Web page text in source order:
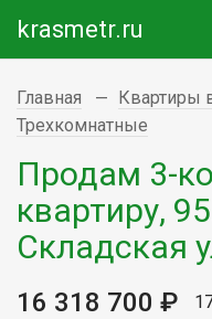
krasmetr.ru
Главная
Квартиры
Трехкомнатные
Продам 3-
квартиру,
Складская
16 318 700 ₽